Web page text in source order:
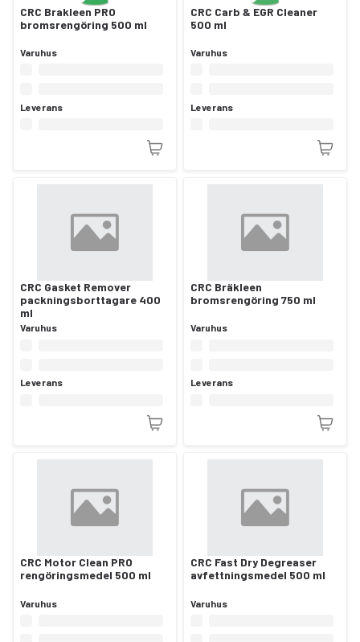
CRC Brakleen PRO
bromsrengöring 500 ml
Varuhus
Leverans
CRC Carb & EGR Cleaner
500 ml
Varuhus
Leverans
CRC Gasket Remover
packningsborttagare 400
ml
Varuhus
Leverans
CRC Bräkleen
bromsrengöring 750 ml
Varuhus
Leverans
CRC Motor Clean PRO
rengöringsmedel 500 ml
Varuhus
CRC Fast Dry Degreaser
avfettningsmedel 500 ml
Varuhus